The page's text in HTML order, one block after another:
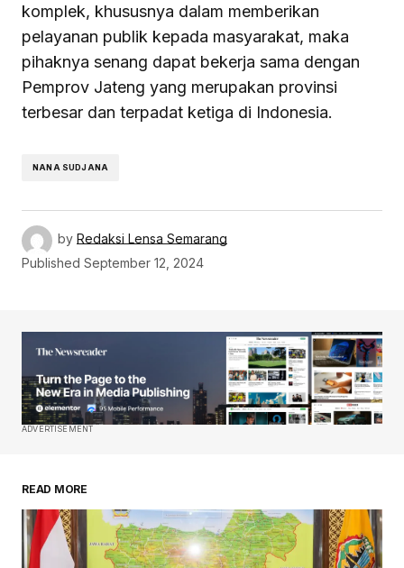
komplek, khususnya dalam memberikan
pelayanan publik kepada masyarakat, maka
pihaknya senang dapat bekerja sama dengan
Pemprov Jateng yang merupakan provinsi
terbesar dan terpadat ketiga di Indonesia.
NANA SUDJANA
by Redaksi Lensa Semarang
Published September 12, 2024
ADVERTISEMENT
READ MORE